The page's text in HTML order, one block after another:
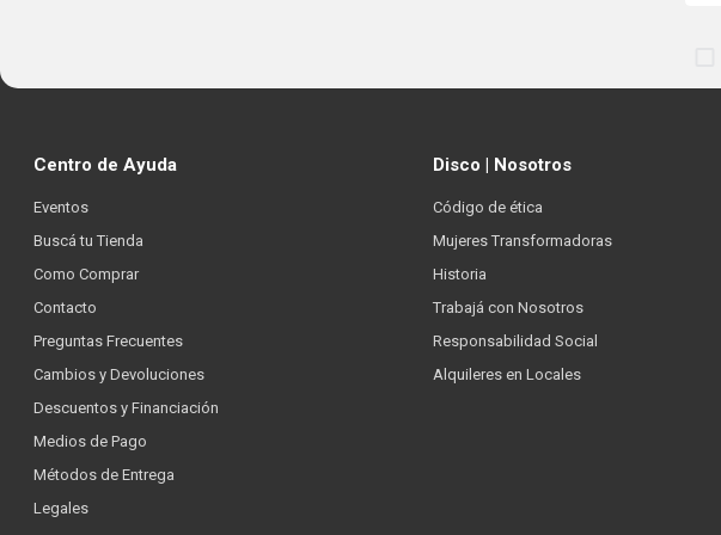
Centro de Ayuda
Eventos
Buscá tu Tienda
Como Comprar
Contacto
Preguntas Frecuentes
Cambios y Devoluciones
Descuentos y Financiación
Medios de Pago
Métodos de Entrega
Legales
Disco | Nosotros
Código de ética
Mujeres Transformadoras
Historia
Trabajá con Nosotros
Responsabilidad Social
Alquileres en Locales